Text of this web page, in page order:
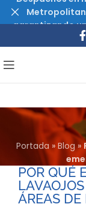
Portada» Blog»
POR QUÉ
ÁREAS DE
garantizando